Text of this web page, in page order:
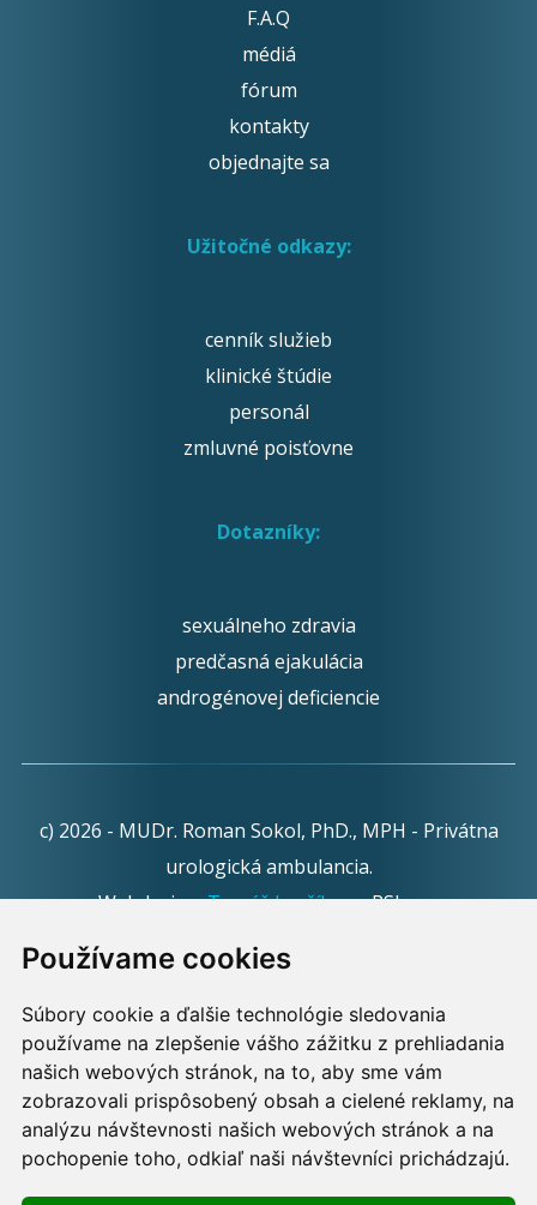
Používame cookies
Súbory cookie a ďalšie technológie sledovania
používame na zlepšenie vášho zážitku z prehliadania
našich webových stránok, na to, aby sme vám
zobrazovali prispôsobený obsah a cielené reklamy, na
analýzu návštevnosti našich webových stránok a na
pochopenie toho, odkiaľ naši návštevníci prichádzajú.
F.A.Q
médiá
fórum
kontakty
objednajte sa
Užitočné odkazy:
cenník služieb
klinické štúdie
personál
zmluvné poisťovne
Dotazníky:
sexuálneho zdravia
predčasná ejakulácia
androgénovej deficiencie
c) 2026 - MUDr. Roman Sokol, PhD., MPH - Privátna
urologická ambulancia.
Webdesign:Tomáš Levčíkpre RSbros.
Informačná povinnosť -Ochrana osobných údajov v
podmienkach prevádzkovateľa.
Používame cookies -nastavenie cookies.
Skopírovaním textu alebo časti textu z akejkoľvek
stránky tohto webu a jeho umiestnením na iný web
porušíte práva MUDr. Romana Sokola, PhD., MPH, ako